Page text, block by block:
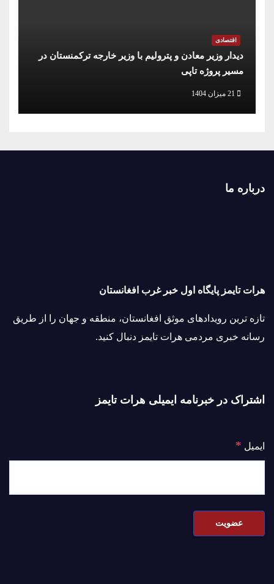
اقتصادی
دیدار وزیر معادن و پترولیم با وزیر خارجه ترکمنستان در
مسیر پروژه تاپی
21 میزان 1404
درباره ما
هرات تایمز پایگاه اول خبر غرب افغانستان
تازه ترین رویدادهای موثق افغانستان، منطقه و جهان را از طریق
رسانه خبری مردمی هرات تایمز دنبال کنید.
اشتراک در خبرنامه ایمیلی هرات تایمز
ایمیل *